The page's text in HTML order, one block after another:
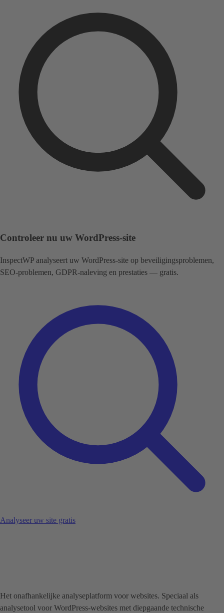
Controleer nu uw WordPress-site
InspectWP analyseert uw WordPress-site op beveiligingsproblemen,
SEO-problemen, GDPR-naleving en prestaties — gratis.
Analyseer uw site gratis
Het onafhankelijke analyseplatform voor websites. Speciaal als
analysetool voor WordPress-websites met diepgaande technische